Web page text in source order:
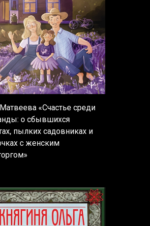
«Счастье среди
о сбывшихся
пылких садовниках и
с женским